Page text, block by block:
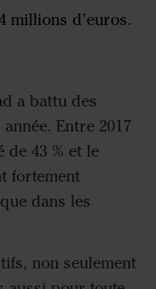
millions d’euros.
a battu des
Entre 2017
de 43 % et le
fortement
dans les
non seulement